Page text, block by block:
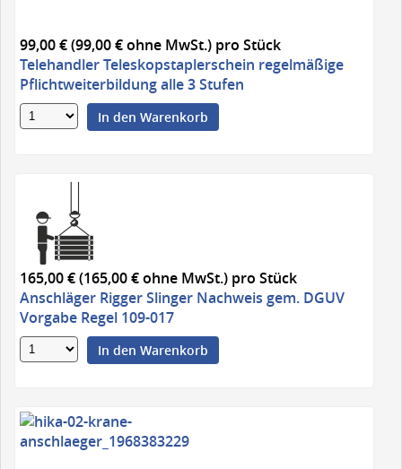
99,00 € (99,00 € ohne MwSt.) pro Stück
Telehandler Teleskopstaplerschein regelmäßige
Pflichtweiterbildung alle 3 Stufen
In den Warenkorb
165,00 € (165,00 € ohne MwSt.) pro Stück
Anschläger Rigger Slinger Nachweis gem. DGUV
Vorgabe Regel 109-017
In den Warenkorb